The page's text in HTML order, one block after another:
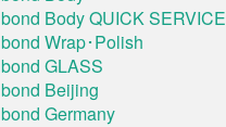
bond Body QUICK SERVICE
bond Wrap･Polish
bond GLASS
bond Beijing
bond Germany